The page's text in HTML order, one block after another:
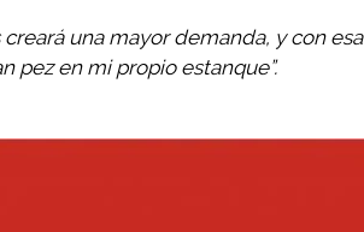
una mayor demanda, y con esa
pez en mi propio estanque”.